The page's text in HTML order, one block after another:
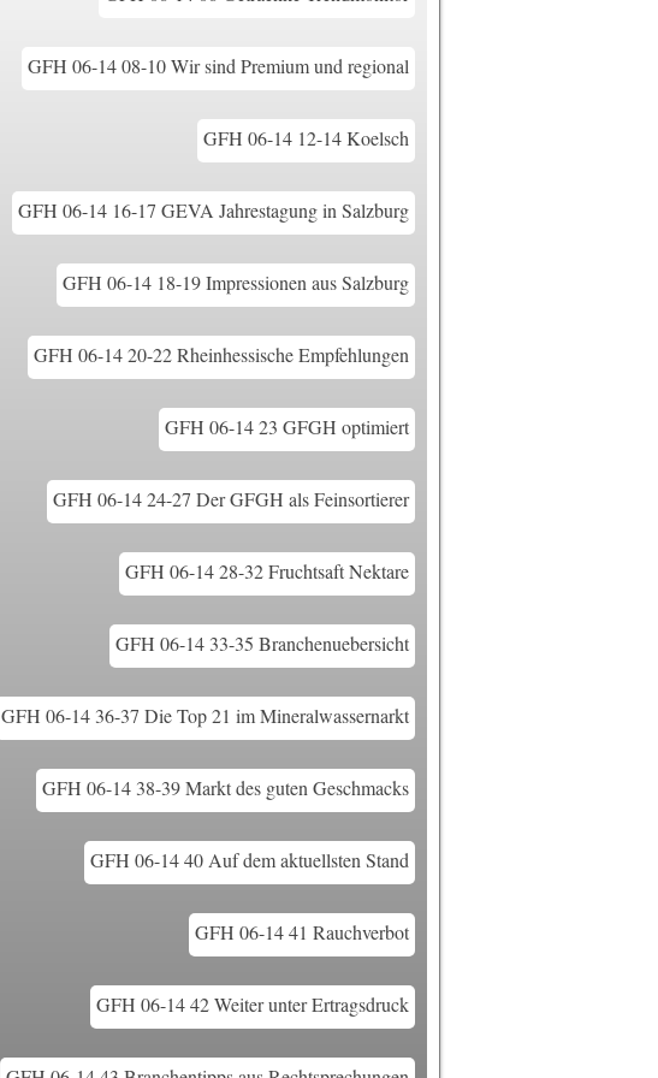
GFH 06-14 08-10 Wir sind Premium und regional
GFH 06-14 12-14 Koelsch
GFH 06-14 16-17 GEVA Jahrestagung in Salzburg
GFH 06-14 18-19 Impressionen aus Salzburg
GFH 06-14 20-22 Rheinhessische Empfehlungen
GFH 06-14 23 GFGH optimiert
GFH 06-14 24-27 Der GFGH als Feinsortierer
GFH 06-14 28-32 Fruchtsaft Nektare
GFH 06-14 33-35 Branchenuebersicht
GFH 06-14 36-37 Die Top 21 im Mineralwassernarkt
GFH 06-14 38-39 Markt des guten Geschmacks
GFH 06-14 40 Auf dem aktuellsten Stand
GFH 06-14 41 Rauchverbot
GFH 06-14 42 Weiter unter Ertragsdruck